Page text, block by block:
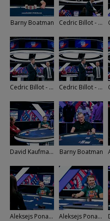
Barny Boatman Cedric Billot - Toby Stone
Cedric Billot - Toby Stone Cedric Billot - Toby Stone
David Kaufmann - Aleksejs Ponakovs Barny Boatman
Aleksejs Ponakovs Aleksejs Ponakovs